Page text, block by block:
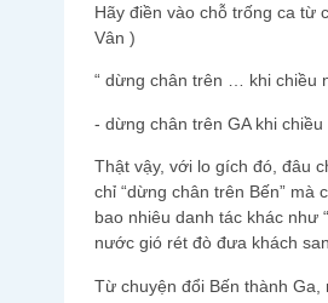
Hãy điền vào chỗ trống ca từ
Vân )
“ dừng chân trên … khi chiều
- dừng chân trên GA khi
Thật vậy, với lo gích đó, đâu
chỉ “dừng chân trên Bến” mà
bao nhiêu danh tác khác
nước gió rét đò đưa khách
Từ chuyện đổi Bến thành